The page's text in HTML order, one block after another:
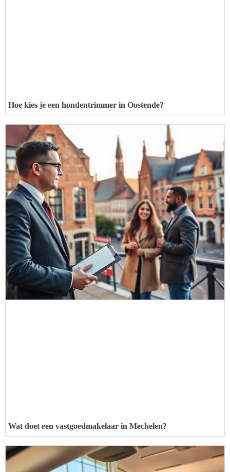
Hoe kies je een hondentrimmer in Oostende?
Wat doet een vastgoedmakelaar in Mechelen?